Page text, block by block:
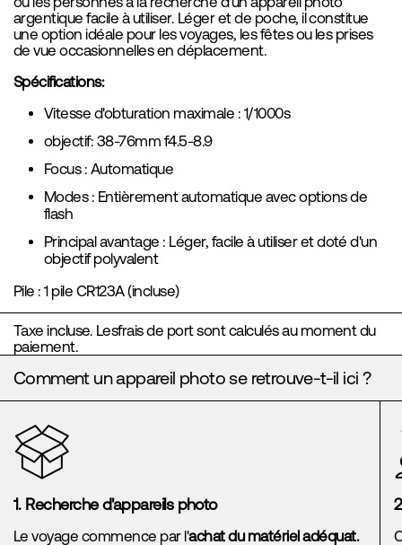
argentique facile à utiliser. Léger et de poche, il constitue
une option idéale pour les voyages, les fêtes ou les prises
de vue occasionnelles en déplacement.
Spécifications:
Vitesse d'obturation maximale : 1/1000s
objectif: 38-76mm f4.5-8.9
Focus : Automatique
Modes : Entièrement automatique avec options de
flash
Principal avantage : Léger, facile à utiliser et doté d'un
objectif polyvalent
Pile : 1 pile CR123A (incluse)
Taxe incluse. Lesfrais de portsont calculés au moment du
paiement.
Comment un appareil photo se retrouve-t-il ici ?
1. Recherche d'appareils photo
Le voyage commence par l'achat du matériel adéquat.